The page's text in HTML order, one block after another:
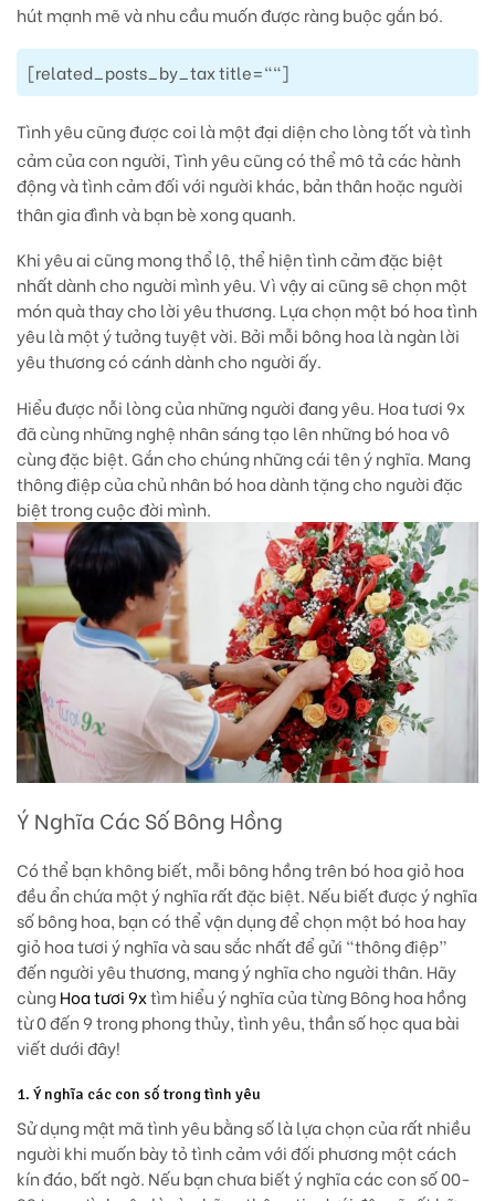
hút mạnh mẽ và nhu cầu muốn được ràng buộc gắn bó.
[related_posts_by_tax title=""]
Tình yêu cũng được coi là một đại diện cho lòng tốt và tình
cảm của con người,Tình yêu cũng có thể mô tả các hành
động và tình cảm đối với người khác, bản thân hoặc người
thân gia đình và bạn bè xong quanh.
Khi yêu ai cũng mong thổ lộ, thể hiện tình cảm đặc biệt
nhất dành cho người mình yêu. Vì vậy ai cũng sẽ chọn một
món quà thay cho lời yêu thương. Lựa chọn một bó hoa tình
yêu là một ý tưởng tuyệt vời. Bởi mỗi bông hoa là ngàn lời
yêu thương có cánh dành cho người ấy.
Hiểu được nỗi lòng của những người đang yêu. Hoa tươi 9x
đã cùng những nghệ nhân sáng tạo lên những bó hoa vô
cùng đặc biệt. Gắn cho chúng những cái tên ý nghĩa. Mang
thông điệp của chủ nhân bó hoa dành tặng cho người đặc
biệt trong cuộc đời mình.
Ý Nghĩa Các Số Bông Hồng
Có thể bạn không biết, mỗi bông hồng trên bó hoa giỏ hoa
đều ẩn chứa một ý nghĩa rất đặc biệt. Nếu biết được ý nghĩa
số bông hoa, bạn có thể vận dụng để chọn một bó hoa hay
giỏ hoa tươi ý nghĩa và sau sắc nhất để gửi “thông điệp”
đến người yêu thương, mang ý nghĩa cho người thân. Hãy
cùngHoa tươi 9xtìm hiểu ý nghĩa của từng Bông hoa hồng
từ 0 đến 9 trong phong thủy, tình yêu, thần số học qua bài
viết dưới đây!
1. Ý nghĩa các con số trong tình yêu
Sử dụng mật mã tình yêu bằng số là lựa chọn của rất nhiều
người khi muốn bày tỏ tình cảm với đối phương một cách
kín đáo, bất ngờ. Nếu bạn chưa biết ý nghĩa các con số 00-